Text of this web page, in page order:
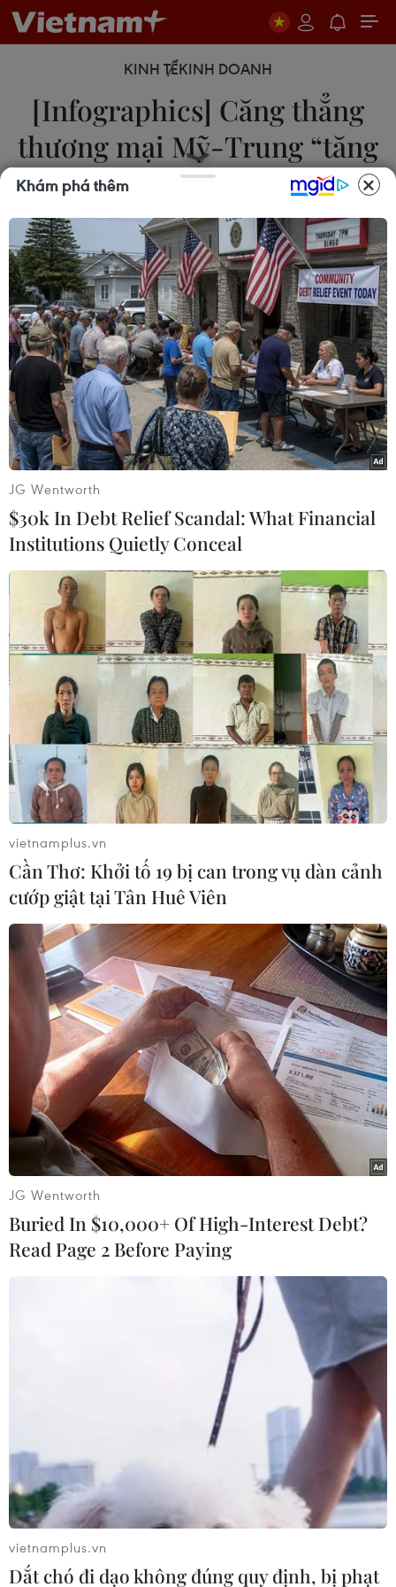
KINH TẾKINH DOANH
[Infographics] Căng thẳng
thương mại Mỹ-Trung “tăng
nhiệt”
20/05/2019 11:26
Việc Chính phủ Mỹ liên tiếp nhắm vào tập đoàn
viễn thông Trung Quốc Huawei thời gian gần đây
có nguy cơ làm cho bất đồng giữa Mỹ và Trung
Quốc về thương mại và công nghệ trở nên nghiêm
trọng hơn.
(Nhấp chuột để xem kích thước chuẩn)
Việc Chính phủ Mỹ liên tiếp nhắm vào tập đoàn
viễn thông Trung Quốc Huawei thời gian gần
Khám phá thêm
JG Wentworth
$30k In Debt Relief Scandal: What Financial
Institutions Quietly Conceal
vietnamplus.vn
Cần Thơ: Khởi tố 19 bị can trong vụ dàn cảnh
cướp giật tại Tân Huê Viên
JG Wentworth
Buried In $10,000+ Of High-Interest Debt?
Read Page 2 Before Paying
vietnamplus.vn
Dắt chó đi dạo không đúng quy định, bị phạt